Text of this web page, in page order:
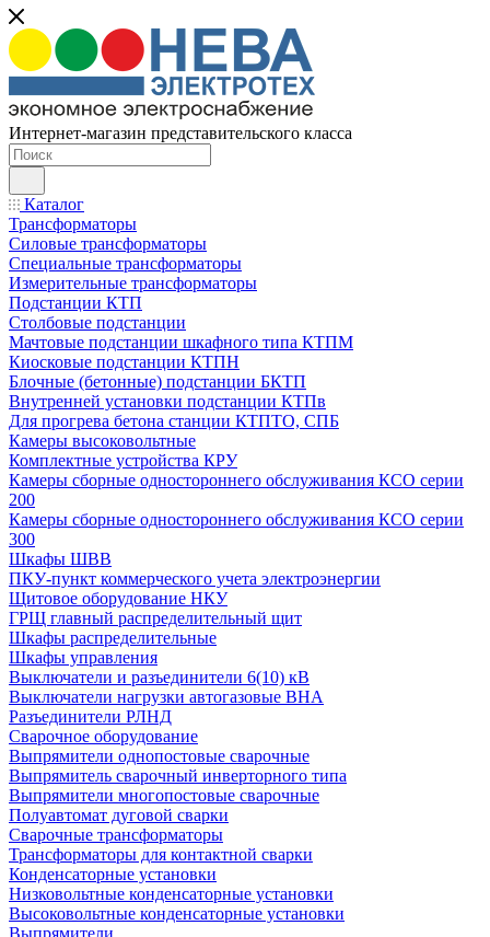
Интернет-магазин представительского класса
Каталог
Трансформаторы
Силовые трансформаторы
Специальные трансформаторы
Измерительные трансформаторы
Подстанции КТП
Столбовые подстанции
Мачтовые подстанции шкафного типа КТПМ
Киосковые подстанции КТПН
Блочные (бетонные) подстанции БКТП
Внутренней установки подстанции КТПв
Для прогрева бетона станции КТПТО, СПБ
Камеры высоковольтные
Комплектные устройства КРУ
Камеры сборные одностороннего обслуживания КСО серии
200
Камеры сборные одностороннего обслуживания КСО серии
300
Шкафы ШВВ
ПКУ-пункт коммерческого учета электроэнергии
Щитовое оборудование НКУ
ГРЩ главный распределительный щит
Шкафы распределительные
Шкафы управления
Выключатели и разъединители 6(10) кВ
Выключатели нагрузки автогазовые ВНА
Разъединители РЛНД
Сварочное оборудование
Выпрямители однопостовые сварочные
Выпрямитель сварочный инверторного типа
Выпрямители многопостовые сварочные
Полуавтомат дуговой сварки
Сварочные трансформаторы
Трансформаторы для контактной сварки
Конденсаторные установки
Низковольтные конденсаторные установки
Высоковольтные конденсаторные установки
Выпрямители